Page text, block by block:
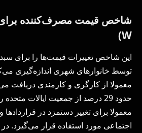
W)
این شاخص تغییرات قیمت‌ها را برای سبد
توسط خانوارهای شهری اندازه‌گیری
حدود 29 درصد از جمعیت ایالات
معمولا برای تغییر دستمزد در قراردادها
اجتماعی مورد استفاده قرار می‌گیرد.